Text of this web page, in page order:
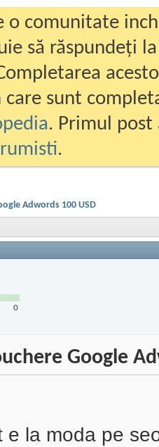
o comunitate
să răspundeți
care sunt
. Primul
.
Adwords 100 USD
0
Google
e la moda pe